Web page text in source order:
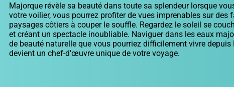
Majorque révèle sa beauté dans toute sa splendeur lorsque
votre voilier, vous pourrez profiter de vues imprenables sur
paysages côtiers à couper le souffle. Regardez le soleil se
et créant un spectacle inoubliable. Naviguer dans les eaux
de beauté naturelle que vous pourriez difficilement vivre
devient un chef-d'œuvre unique de votre voyage.